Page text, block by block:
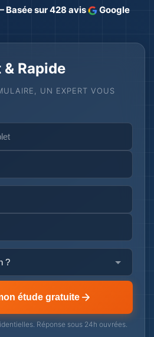
Basée sur 428 avis Google
Rapide
UN EXPERT VOUS
étude gratuite
Réponse sous 24h ouvrées.